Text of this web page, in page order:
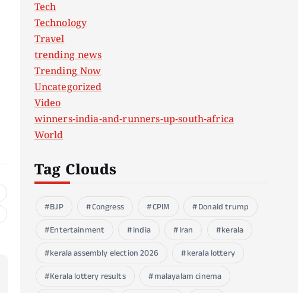
Tech
Technology
Travel
trending news
Trending Now
Uncategorized
Video
winners-india-and-runners-up-south-africa
World
Tag Clouds
BJP Congress CPIM
Donald trump
Entertainment
india Iran
kerala
kerala assembly election 2026
kerala lottery
Kerala lottery results
malayalam cinema